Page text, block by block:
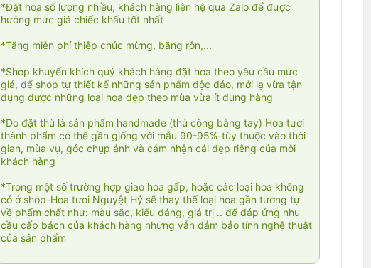
*Đặt hoa số lượng nhiều, khách hàng liên hệ qua Zalo để được
hưởng mức giá chiếc khấu tốt nhất
*Tặng miễn phí thiệp chúc mừng, băng rôn,...
*Shop khuyến khích quý khách hàng đặt hoa theo yêu cầu mức
giá, để shop tự thiết kế những sản phẩm độc đáo, mới lạ vừa tận
dụng được những loại hoa đẹp theo mùa vừa ít đụng hàng
*Do đặt thù là sản phẩm handmade (thủ công bằng tay) Hoa tươi
thành phẩm có thể gần giống với mẫu 90-95%-tùy thuộc vào thời
gian, mùa vụ, góc chụp ảnh và cảm nhận cái đẹp riêng của mỗi
khách hàng
*Trong một số trường hợp giao hoa gấp, hoặc các loại hoa không
có ở shop-Hoa tươi Nguyệt Hỷ sẽ thay thế loại hoa gần tương tự
về phẩm chất như: màu sắc, kiểu dáng, giá trị .. để đáp ứng nhu
cầu cấp bách của khách hàng nhưng vẫn đảm bảo tính nghệ thuật
của sản phẩm